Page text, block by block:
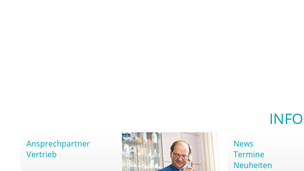
Ansprechpartner
Vertrieb
News
Termine
Neuheiten